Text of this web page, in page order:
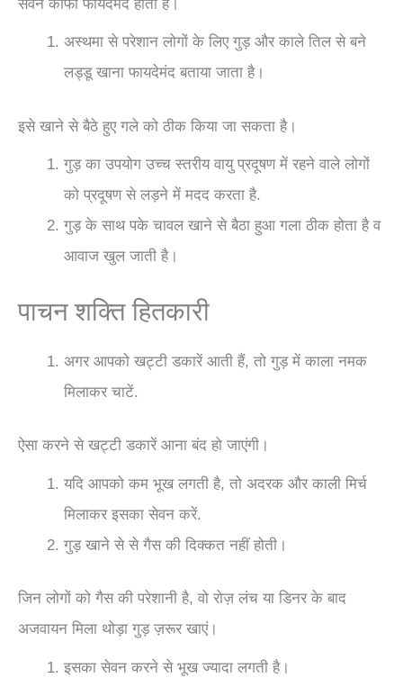
सेवन काफी फायदेमंद होता है।
अस्थमा से परेशान लोगों के लिए गुड़ और काले तिल से बने
लड्डू खाना फायदेमंद बताया जाता है।
इसे खाने से बैठे हुए गले को ठीक किया जा सकता है।
गुड़ का उपयोग उच्च स्तरीय वायु प्रदूषण में रहने वाले लोगों
को प्रदूषण से लड़ने में मदद करता है.
गुड़ के साथ पके चावल खाने से बैठा हुआ गला ठीक होता है व
आवाज खुल जाती है।
पाचन शक्ति हितकारी
अगर आपको खट्टी डकारें आती हैं, तो गुड़ में काला नमक
मिलाकर चाटें.
ऐसा करने से खट्टी डकारें आना बंद हो जाएंगी।
यदि आपको कम भूख लगती है, तो अदरक और काली मिर्च
मिलाकर इसका सेवन करें.
गुड़ खाने से से गैस की दिक्कत नहीं होती।
जिन लोगों को गैस की परेशानी है, वो रोज़ लंच या डिनर के बाद
अजवायन मिला थोड़ा गुड़ ज़रूर खाएं।
इसका सेवन करने से भूख ज्यादा लगती है।